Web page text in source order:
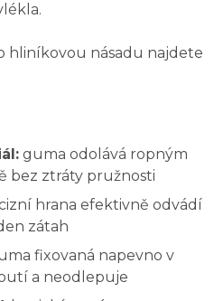
hliníkovou násadu najdete
guma odolává ropným
bez ztráty pružnosti
hrana efektivně odvádí
zátah
fixovaná napevno v
a neodlepuje